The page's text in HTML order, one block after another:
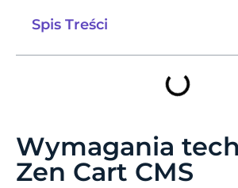
Spis Treści
Wymagania
Zen Cart CMS